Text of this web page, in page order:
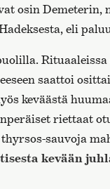
osin Demeterin,
eli
saattoi
keväästä
riettaat
sauvoja
kevään